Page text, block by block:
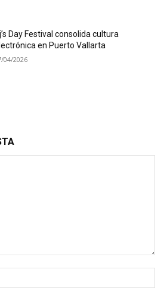
Day Festival consolida cultura
en Puerto Vallarta
04/2026